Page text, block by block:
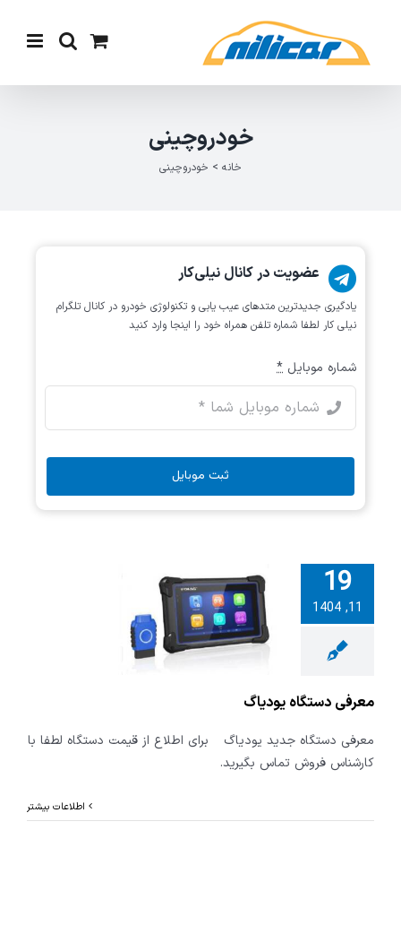
content
خودروچینی
خانه > خودروچینی
19
11, 1404
دستگاه
معرفی دستگاه یودیاگ
معرفی دستگاه جدید یودیاگ برای اطلاع از قیمت دستگاه لطفا با
کارشناس فروش تماس بگیرید.
اطلاعات بیشتر
عضویت در کانال نیلی‌کار
یادگیری جدیدترین متد‌های عیب یابی‌ و تکنولوژی خودرو در کانال تلگرام
نیلی کار لطفا شماره تلفن همراه خود را اینجا وارد کنید
شماره موبایل *
ثبت موبایل